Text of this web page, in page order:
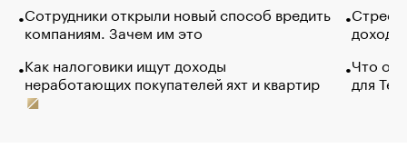
Сотрудники открыли новый способ вредить
компаниям. Зачем им это
Как налоговики ищут доходы
неработающих покупателей яхт и квартир
Что
для